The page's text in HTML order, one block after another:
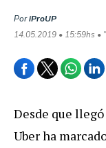
PoriProUP
14.05.2019 • 15:59hs •
Desde que llegó
Uberha